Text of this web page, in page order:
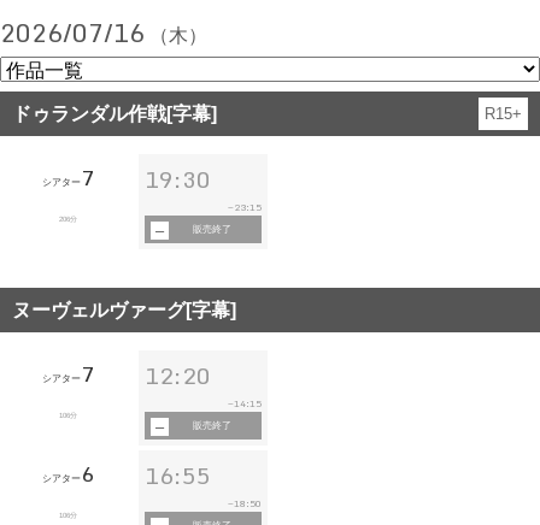
2026/07/16 （木）
ドゥランダル作戦[字幕] R15+
シアター 7
206分
19:30
~ 23:15
販売終了
ヌーヴェルヴァーグ[字幕]
シアター 7
106分
12:20
~ 14:15
販売終了
シアター 6
106分
16:55
~ 18:50